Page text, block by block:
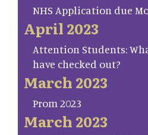
NHS Application due
April 2023
Attention Students:
have checked out?
March 2023
Prom 2023
March 2023